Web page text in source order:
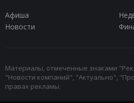
Афиша
Новости
Материалы, отмеченные знаками
"Новости компаний", "Актуально",
правах рекламы.